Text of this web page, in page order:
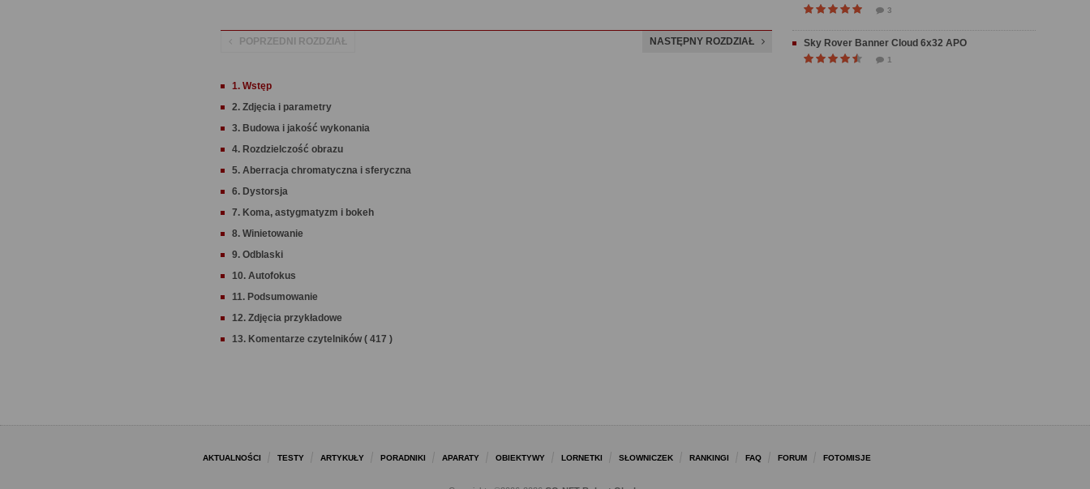
POPRZEDNI ROZDZIAŁ NASTĘPNY ROZDZIAŁ
1. Wstęp
2. Zdjęcia i parametry
3. Budowa i jakość wykonania
4. Rozdzielczość obrazu
5. Aberracja chromatyczna i sferyczna
6. Dystorsja
7. Koma, astygmatyzm i bokeh
8. Winietowanie
9. Odblaski
10. Autofokus
11. Podsumowanie
12. Zdjęcia przykładowe
13. Komentarze czytelników ( 417 )
3
Sky Rover Banner Cloud 6x32 APO
1
AKTUALNOŚCI TESTY ARTYKUŁY PORADNIKI APARATY OBIEKTYWY LORNETKI SŁOWNICZEK RANKINGI FAQ FORUM FOTOMISJE